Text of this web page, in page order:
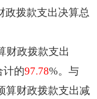
政拨款支出决算总
财政拨款支出
计的97.78%。与
算财政拨款支出减